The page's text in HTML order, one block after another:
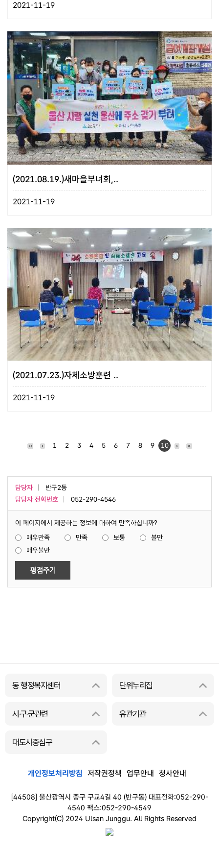
2021-11-19
(2021.08.19.)새마을부녀회,..
2021-11-19
(2021.07.23.)자체소방훈련 ..
2021-11-19
1 2 3 4 5 6 7 8 9 10
담당자
반구2동
담당자 전화번호
052-290-4546
이 페이지에서 제공하는 정보에 대하여 만족하십니까?
매우만족
만족 보통
불만
매우불만
동 행정복지센터 단위누리집
시·구·군관련 유관기관
대도시중심구
개인정보처리방침 저작권정책 업무안내 청사안내
[44508] 울산광역시 중구 구교4길 40 (반구동) 대표전화:052-290-
4540 팩스:052-290-4549
Copyright(C) 2024 Ulsan Junggu. All Rights Reserved